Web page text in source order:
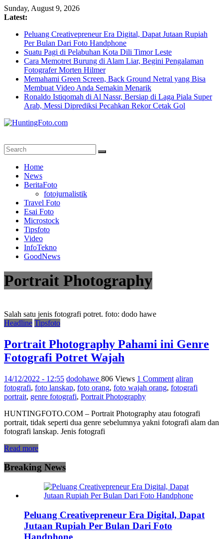
Skip
to
Sunday, August 9, 2026
Latest:
Peluang Creativepreneur Era Digital, Dapat Jutaan Rupiah
Per Bulan Dari Foto Handphone
Suatu Pagi di Pelabuhan Kota Dili Timor Leste
Cara Memotret Burung di Alam Liar, Begini Pengalaman
Fotografer Morten Hilmer
Memahami Green Screen, Back Ground Netral yang Bisa
Membuat Video Anda Semakin Menarik
Ronaldo Istiqomah di Al Nassr, Bersiap di Laga Piala Super
Arab, Messi Diprediksi Pecahkan Rekor Cetak Gol
Berita
Fotografi
Terpercaya
Home
News
BeritaFoto
fotojurnalistik
Travel Foto
Esai Foto
Microstock
Tipsfoto
Video
InfoTekno
GoodNews
Portrait Photography
Salah satu jenis fotografi potret. foto: dodo hawe
Headline Tipsfoto
Portrait Photography Pahami ini Genre
Fotografi Potret Wajah
14/12/2022 - 12:55 dodohawe 806 Views 1 Comment aliran
fotografi, foto lanskap, foto orang, foto wajah orang, fotografi
portrait, genre fotografi, Portrait Photography
HUNTINGFOTO.COM – Portrait Photography atau fotografi
portrait, tidak seperti dua genre sebelumnya yakni fotografi alam dan
fotografi lanskap. Jenis fotografi
Read more
Breaking News
Peluang Creativepreneur Era Digital, Dapat
Jutaan Rupiah Per Bulan Dari Foto
Handphone